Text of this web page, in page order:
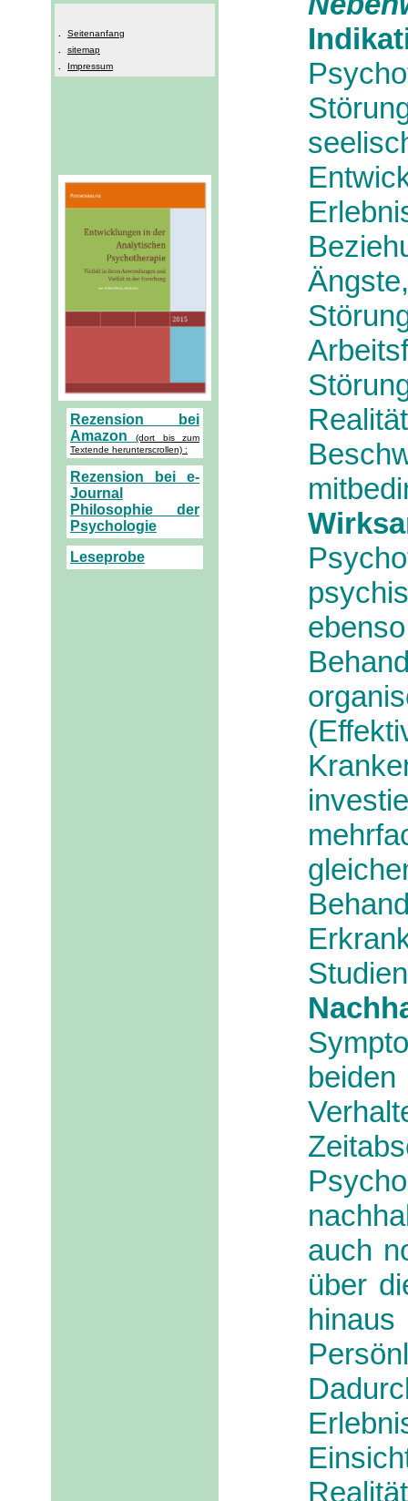
Seitenanfang
sitemap
Impressum
Rezension bei
Amazon(dort bis zum
Textende herunterscrollen) :
Rezension bei e-
Journal
Philosophie der
Psychologie
Leseprobe
auch
über